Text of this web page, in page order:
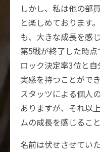
しかし、私は他の部
と楽しめております
も、大きな成長を感
第5戦が終了した時
ロック決定率3位と
実感を持つことがで
スタッツによる個人
ありますが、それ以
ムの成長を感じること
名前は伏せさせてい